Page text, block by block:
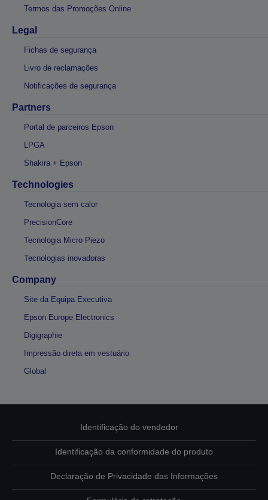
Termos das Promoções Online
Legal
Fichas de segurança
Livro de reclamações
Notificações de segurança
Partners
Portal de parceiros Epson
LPGA
Shakira + Epson
Technologies
Tecnologia sem calor
PrecisionCore
Tecnologia Micro Piezo
Tecnologias inovadoras
Company
Site da Equipa Executiva
Epson Europe Electronics
Digigraphie
Impressão direta em vestuário
Global
Identificação do vendedor
Identificação da conformidade do produto
Declaração de Privacidade das Informações